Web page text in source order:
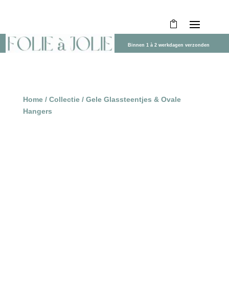
Binnen 1 à 2 werkdagen verzonden
Home/ Collectie/ Gele Glassteentjes & Ovale
Hangers